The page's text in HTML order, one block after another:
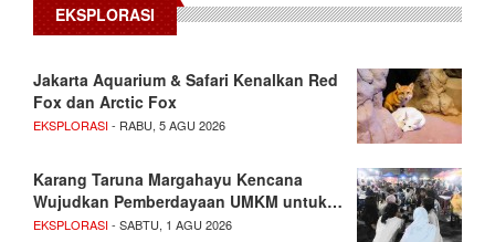
EKSPLORASI
Jakarta Aquarium & Safari Kenalkan Red
Fox dan Arctic Fox
EKSPLORASI- RABU, 5 AGU 2026
Karang Taruna Margahayu Kencana
Wujudkan Pemberdayaan UMKM untuk…
EKSPLORASI- SABTU, 1 AGU 2026